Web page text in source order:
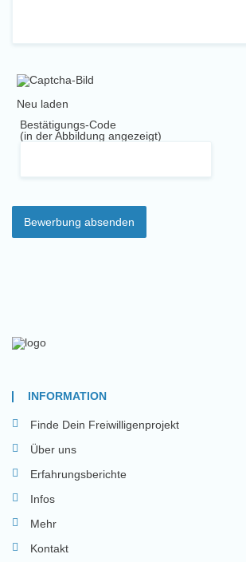
Neu laden
Bestätigungs-Code
(in der Abbildung angezeigt)
Bewerbung absenden
INFORMATION
Finde Dein Freiwilligenprojekt
Über uns
Erfahrungsberichte
Infos
Mehr
Kontakt